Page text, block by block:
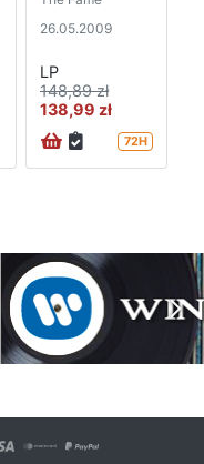
26.05.2009
LP
148,89 zł
138,99 zł
72H